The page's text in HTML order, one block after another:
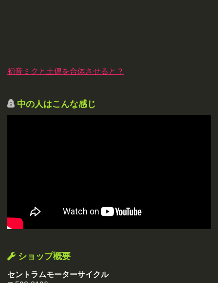
初音ミクと土偶を合体させると？
中の人はこんな感じ
ショップ概要
セントラムモーターサイクル